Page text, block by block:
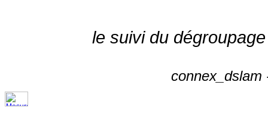
le suivi du
connex_dslam